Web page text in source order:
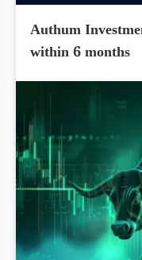
Authum
within 6 months